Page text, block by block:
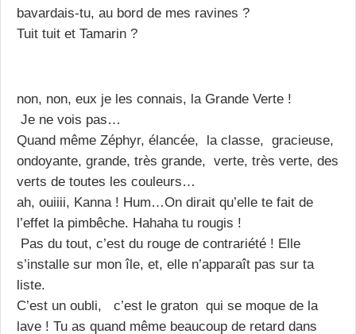
bavardais-tu, au bord de mes ravines ?
Tuit tuit et Tamarin ?
non, non, eux je les connais, la Grande Verte !
Je ne vois pas…
Quand même Zéphyr, élancée, la classe, gracieuse,
ondoyante, grande, très grande, verte, très verte, des
verts de toutes les couleurs…
ah, ouiiii, Kanna ! Hum…On dirait qu’elle te fait de
l’effet la pimbêche. Hahaha tu rougis !
Pas du tout, c’est du rouge de contrariété ! Elle
s’installe sur mon île, et, elle n’apparaît pas sur ta
liste.
C’est un oubli, c’est le graton qui se moque de la
lave ! Tu as quand même beaucoup de retard dans